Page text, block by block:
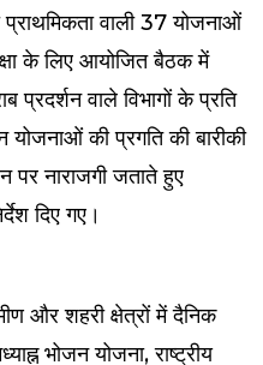
प्राथमिकता वाली 37 योजनाओं
के लिए आयोजित बैठक में
प्रदर्शन वाले विभागों के प्रति
की प्रगति की बारीकी
नाराजगी जताते हुए
दिए गए।
और शहरी क्षेत्रों में दैनिक
भोजन योजना, राष्ट्रीय